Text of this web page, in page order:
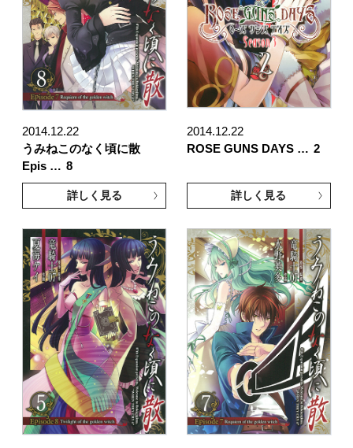
2014.12.22
うみねこのなく頃に散
Epis … 8
詳しく見る
2014.12.22
ROSE GUNS DAYS … 2
詳しく見る